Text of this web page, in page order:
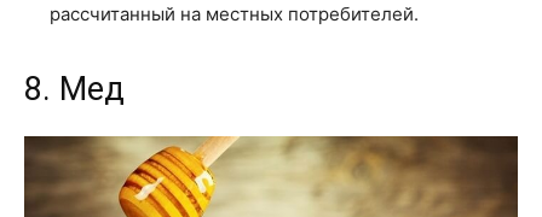
рассчитанный на местных потребителей.
8. Мед